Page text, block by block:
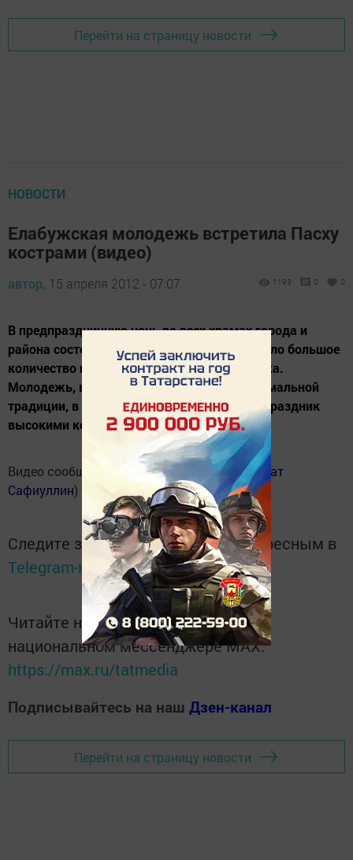
Перейти на страницу новости
НОВОСТИ
Елабужская молодежь встретила Пасху
кострами (видео)
автор, 15 апреля 2012 - 07:07 1193 0 0
В предпраздничную ночь во всех храмах города и
района состоялись службы, которое посетило большое
количество православных от мала до велика.
Молодежь, в том числе сельская, по неформальной
традиции, в это время встречала светлый праздник
высокими кострами.
Видео сообщества Типичная Елабуга (Марат
Сафиуллин)
Следите за самым важным и интересным в
Telegram-каналеТатмедиа
Читайте новости Татарстана в
национальном мессенджере MАХ:
https://max.ru/tatmedia
Подписывайтесь на наш Дзен-канал
Перейти на страницу новости